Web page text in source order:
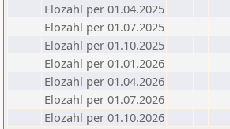
Elozahl per 01.04.2025
Elozahl per 01.07.2025
Elozahl per 01.10.2025
Elozahl per 01.01.2026
Elozahl per 01.04.2026
Elozahl per 01.07.2026
Elozahl per 01.10.2026